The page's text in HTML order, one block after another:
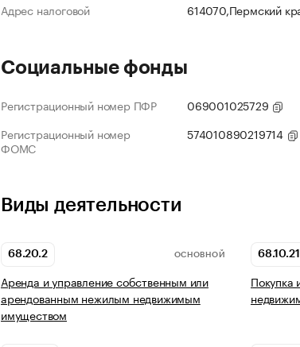
Адрес налоговой
614070,Пермский
Социальные фонды
Регистрационный номер ПФР
069001025729
Регистрационный номер
ФОМС
574010890219714
Виды деятельности
68.20.2 ОСНОВНОЙ
Аренда и управление собственным или
арендованным нежилым недвижимым
имуществом
68.10.21
Покупка